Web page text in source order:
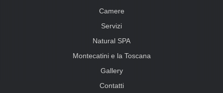
Camere
Servizi
Natural SPA
Montecatini e la Toscana
Gallery
Contatti